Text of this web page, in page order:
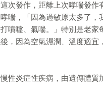
次發作，距離上次哮喘發作
喘，「因為過敏原太多了
噴嚏、氣喘。」特別是老家
，因為空氣濕潤、溫度適
性炎症性疾病，由遺傳體質